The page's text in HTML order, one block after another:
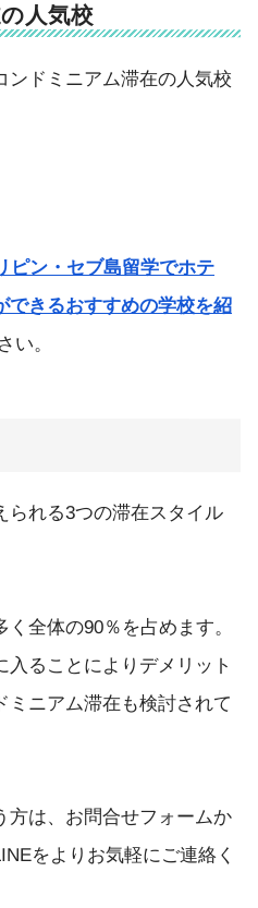
人気校
ンドミニアム滞在の人気校
ピン・セブ島留学でホテ
できるおすすめの学校を紹
い。
られる3つの滞在スタイル
全体の90％を占めます。
入ることによりデメリット
ミニアム滞在も検討されて
方は、お問合せフォームか
をよりお気軽にご連絡く